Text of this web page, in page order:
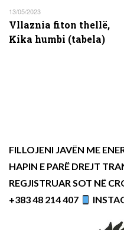
13/05/2023
Vllaznia fiton thellë,
Kika humbi (tabela)
FILLOJENI JAVËN ME
HAPIN E PARË DREJT
REGJISTRUAR SOT NË
+383 48 214 407